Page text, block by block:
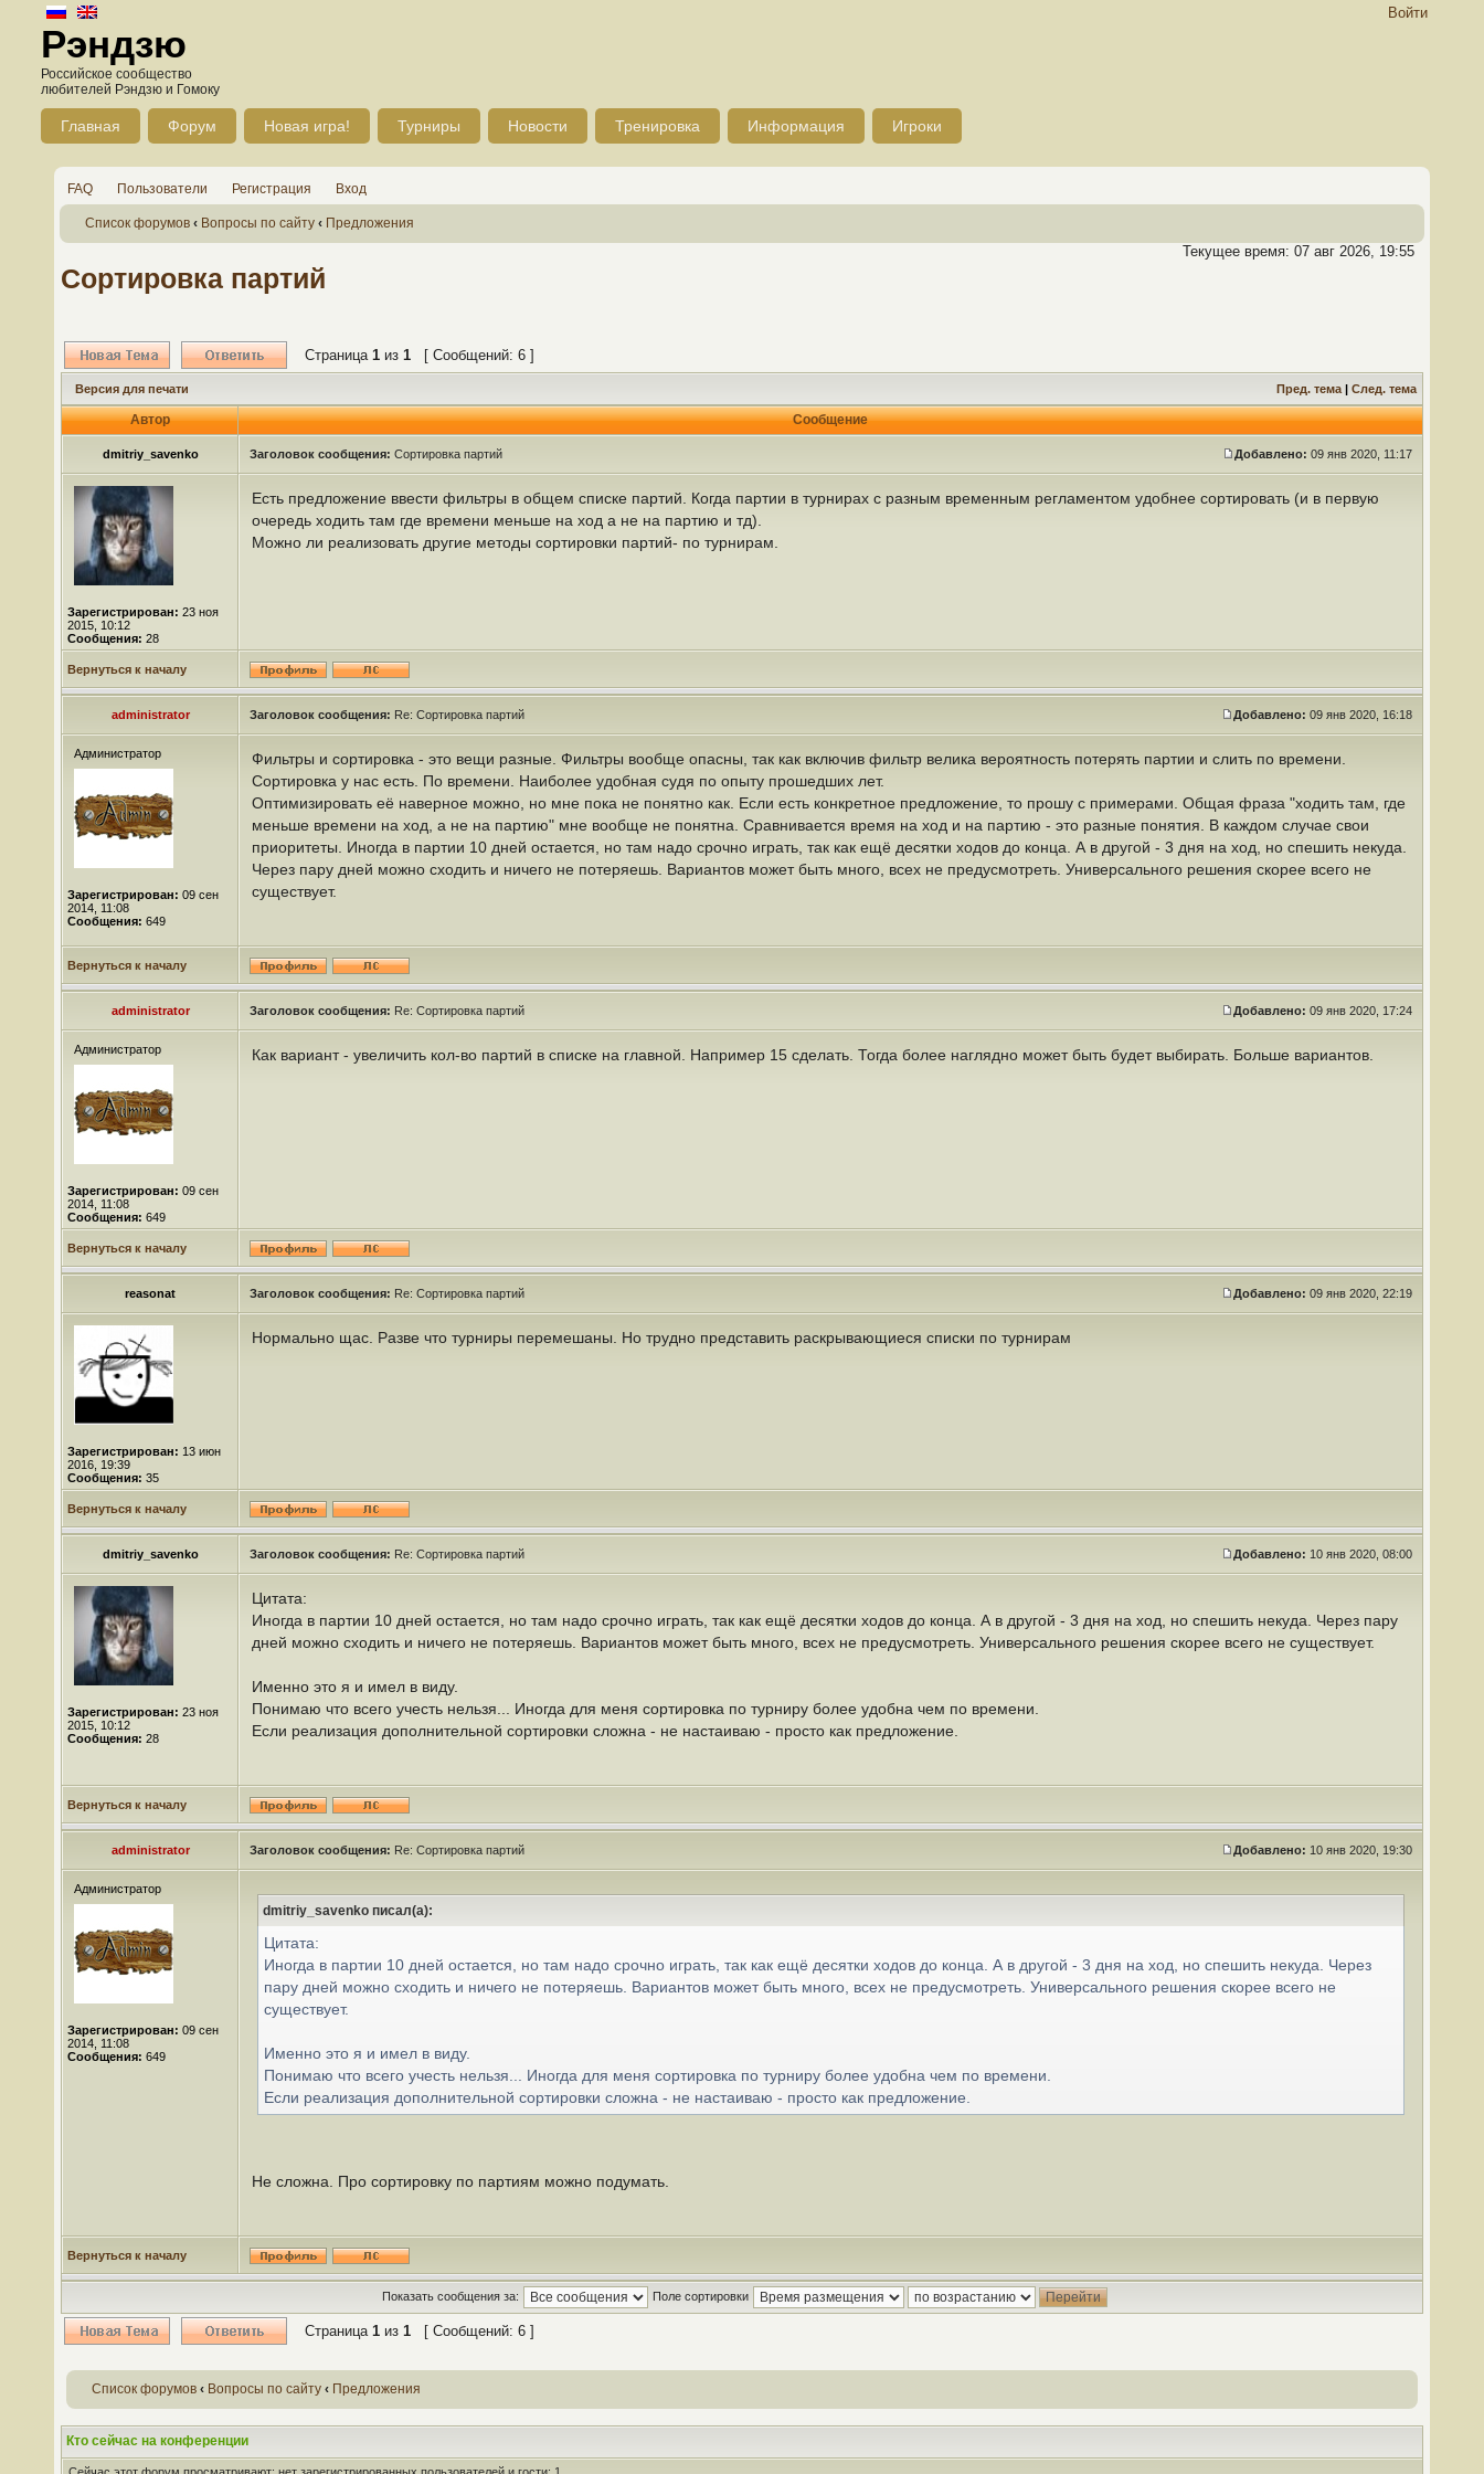
Войти
Рэндзю
Российское сообщество
любителей Рэндзю и Гомоку
Главная Форум Новая игра! Турниры Новости Тренировка Информация Игроки
FAQ Пользователи Регистрация Вход
Список форумов ‹ Вопросы по сайту ‹ Предложения
Текущее время: 07 авг 2026, 19:55
Сортировка партий
Страница 1 из 1 [ Сообщений: 6 ]
Версия для печати Пред. тема | След. тема
Автор Сообщение
dmitriy_savenko Заголовок сообщения: Сортировка партий Добавлено: 09 янв 2020, 11:17
Зарегистрирован: 23 ноя
2015, 10:12
Сообщения: 28
Есть предложение ввести фильтры в общем списке партий. Когда партии в турнирах с разным временным регламентом удобнее сортировать (и в первую
очередь ходить там где времени меньше на ход а не на партию и тд).
Можно ли реализовать другие методы сортировки партий- по турнирам.
Вернуться к началу
administrator Заголовок сообщения: Re: Сортировка партий Добавлено: 09 янв 2020, 16:18
Администратор
Зарегистрирован: 09 сен
2014, 11:08
Сообщения: 649
Фильтры и сортировка - это вещи разные. Фильтры вообще опасны, так как включив фильтр велика вероятность потерять партии и слить по времени.
Сортировка у нас есть. По времени. Наиболее удобная судя по опыту прошедших лет.
Оптимизировать её наверное можно, но мне пока не понятно как. Если есть конкретное предложение, то прошу с примерами. Общая фраза "ходить там, где
меньше времени на ход, а не на партию" мне вообще не понятна. Сравнивается время на ход и на партию - это разные понятия. В каждом случае свои
приоритеты. Иногда в партии 10 дней остается, но там надо срочно играть, так как ещё десятки ходов до конца. А в другой - 3 дня на ход, но спешить некуда.
Через пару дней можно сходить и ничего не потеряешь. Вариантов может быть много, всех не предусмотреть. Универсального решения скорее всего не
существует.
Вернуться к началу
administrator Заголовок сообщения: Re: Сортировка партий Добавлено: 09 янв 2020, 17:24
Администратор
Зарегистрирован: 09 сен
2014, 11:08
Сообщения: 649
Как вариант - увеличить кол-во партий в списке на главной. Например 15 сделать. Тогда более наглядно может быть будет выбирать. Больше вариантов.
Вернуться к началу
reasonat Заголовок сообщения: Re: Сортировка партий Добавлено: 09 янв 2020, 22:19
Зарегистрирован: 13 июн
2016, 19:39
Сообщения: 35
Нормально щас. Разве что турниры перемешаны. Но трудно представить раскрывающиеся списки по турнирам
Вернуться к началу
dmitriy_savenko Заголовок сообщения: Re: Сортировка партий Добавлено: 10 янв 2020, 08:00
Зарегистрирован: 23 ноя
2015, 10:12
Сообщения: 28
Цитата:
Иногда в партии 10 дней остается, но там надо срочно играть, так как ещё десятки ходов до конца. А в другой - 3 дня на ход, но спешить некуда. Через пару
дней можно сходить и ничего не потеряешь. Вариантов может быть много, всех не предусмотреть. Универсального решения скорее всего не существует.
Именно это я и имел в виду.
Понимаю что всего учесть нельзя... Иногда для меня сортировка по турниру более удобна чем по времени.
Если реализация дополнительной сортировки сложна - не настаиваю - просто как предложение.
Вернуться к началу
administrator Заголовок сообщения: Re: Сортировка партий Добавлено: 10 янв 2020, 19:30
Администратор
Зарегистрирован: 09 сен
2014, 11:08
Сообщения: 649
dmitriy_savenko писал(а):
Цитата:
Иногда в партии 10 дней остается, но там надо срочно играть, так как ещё десятки ходов до конца. А в другой - 3 дня на ход, но спешить некуда. Через
пару дней можно сходить и ничего не потеряешь. Вариантов может быть много, всех не предусмотреть. Универсального решения скорее всего не
существует.
Именно это я и имел в виду.
Понимаю что всего учесть нельзя... Иногда для меня сортировка по турниру более удобна чем по времени.
Если реализация дополнительной сортировки сложна - не настаиваю - просто как предложение.
Не сложна. Про сортировку по партиям можно подумать.
Вернуться к началу
Показать сообщения за: Поле сортировки
Страница 1 из 1 [ Сообщений: 6 ]
Список форумов ‹ Вопросы по сайту ‹ Предложения
Кто сейчас на конференции